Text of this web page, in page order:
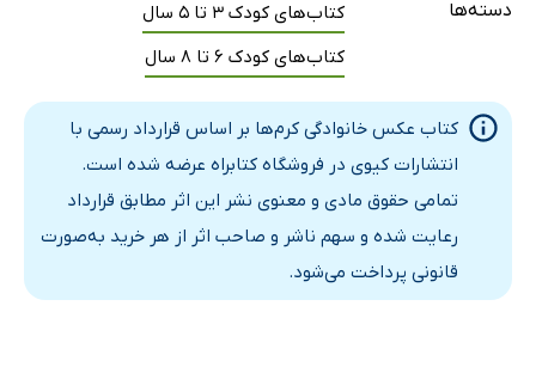
دسته‌ها
کتاب‌های کودک 3 تا 5 سال
کتاب‌های کودک 6 تا 8 سال
کتاب عکس خانوادگی کرم‌ها بر اساس قرارداد رسمی با
انتشارات کیوی در فروشگاه کتابراه عرضه شده است.
تمامی حقوق مادی و معنوی نشر این اثر مطابق قرارداد
رعایت شده و سهم ناشر و صاحب اثر از هر خرید به‌صورت
قانونی پرداخت می‌شود.